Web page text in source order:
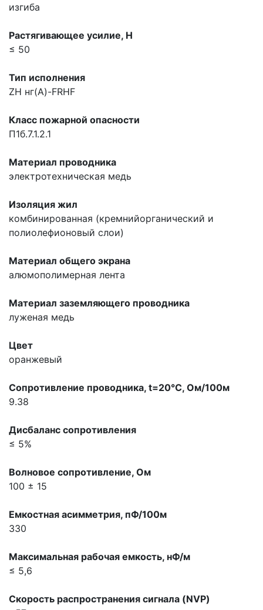
изгиба
Растягивающее усилие, H
≤ 50
Тип исполнения
ZH нг(A)-FRHF
Класс пожарной опасности
П1б.7.1.2.1
Материал проводника
электротехническая медь
Изоляция жил
комбинированная (кремнийорганический и
полиолефионовый слои)
Материал общего экрана
алюмополимерная лента
Материал заземляющего проводника
луженая медь
Цвет
оранжевый
Сопpотивление пpоводника, t=20°С, Ом/100м
9.38
Дисбаланс сопpотивления
≤ 5%
Волновое сопpотивление, Ом
100 ± 15
Емкостная асимметрия, пФ/100м
330
Максимальная pабочая емкость, нФ/м
≤ 5,6
Скорость распространения сигнала (NVP)